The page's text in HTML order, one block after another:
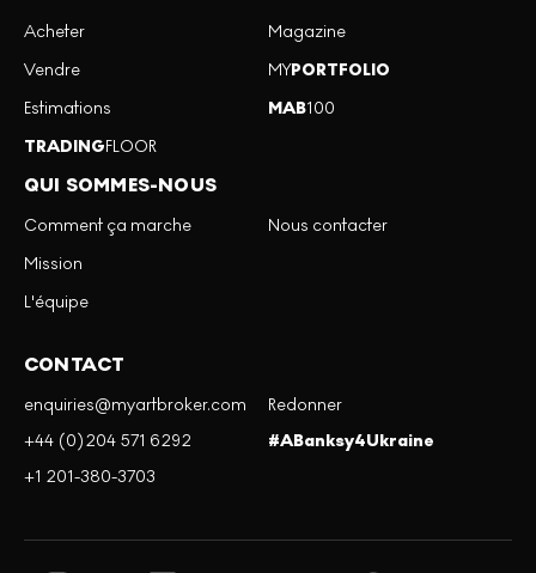
Acheter
Vendre
Estimations
TRADINGFLOOR
Magazine
MYPORTFOLIO
MAB100
QUI SOMMES-NOUS
Comment ça marche
Mission
L'équipe
Nous contacter
CONTACT
enquiries@myartbroker.com
+44 (0)204 571 6292
+1 201-380-3703
Redonner
#ABanksy4Ukraine